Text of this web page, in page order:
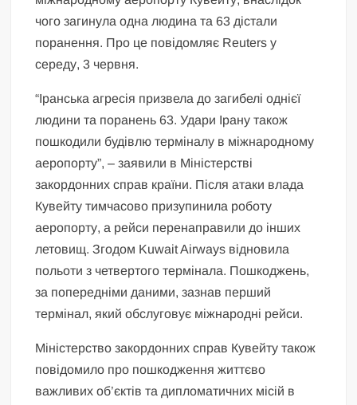
чого загинула одна людина та 63 дістали
поранення. Про це повідомляє Reuters у
середу, 3 червня.
“Іранська агресія призвела до загибелі однієї
людини та поранень 63. Удари Ірану також
пошкодили будівлю терміналу в міжнародному
аеропорту”, – заявили в Міністерстві
закордонних справ країни. Після атаки влада
Кувейту тимчасово призупинила роботу
аеропорту, а рейси перенаправили до інших
летовищ. Згодом Kuwait Airways відновила
польоти з четвертого термінала. Пошкоджень,
за попередніми даними, зазнав перший
термінал, який обслуговує міжнародні рейси.
Міністерство закордонних справ Кувейту також
повідомило про пошкодження життєво
важливих об’єктів та дипломатичних місій в